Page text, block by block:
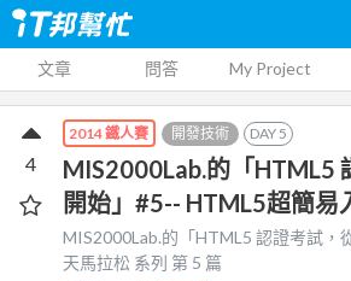
文章 問答 My Project
2014 鐵人賽 開發技術 DAY5
MIS2000Lab.的「HTML5
開始」#5-- HTML5超簡易
MIS2000Lab.的「HTML5 認證考試，
天馬拉松 系列 第 5 篇
4